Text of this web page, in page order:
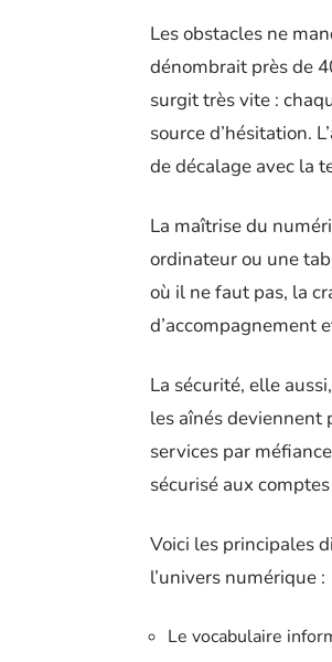
Les obstacles ne
dénombrait près de
surgit très vite :
source d’hésitation.
de décalage avec la
La maîtrise du
ordinateur ou une
où il ne faut pas, la
d’accompagnement
La sécurité, elle
les aînés deviennent
services par
sécurisé aux
Voici les principales
l’univers numérique :
Le vocabulaire